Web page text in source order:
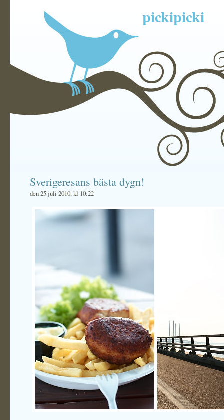
pickipicki
Sverigeresans bästa dygn!
den 25 juli 2010, kl 10:22